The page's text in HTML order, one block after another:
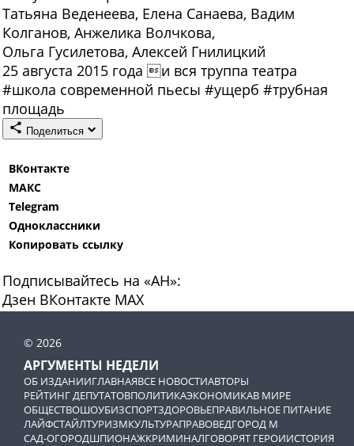
Татьяна Веденеева, Елена Санаева, Вадим
Колганов, Анжелика Волчкова,
Ольга Гусилетова, Алексей Гнилицкий
25 августа 2015 года и вся труппа театра
#школа современной пьесы #ущерб #трубная
площадь
Поделиться
ВКонтакте
МАКС
Telegram
Одноклассники
Копировать ссылку
Подписывайтесь на «АН»:
Дзен ВКонтакте МАХ
© 2026
АРГУМЕНТЫ НЕДЕЛИ
ОБ ИЗДАНИИГЛАВНАЯВСЕ НОВОСТИАВТОРЫ
РЕЙТИНГ ДЕПУТАТОВПОЛИТИКАЭКОНОМИКАВ МИРЕ
ОБЩЕСТВОШОУБИЗСПОРТЗДОРОВЬЕПРАВИЛЬНОЕ ПИТАНИЕ
ЛАЙФСТАЙЛТУРИЗМКУЛЬТУРАПРАВОВЕДГОРОД М
САД-ОГОРОДШПИОНАЖКРИМИНАЛГОВОРЯТ ГЕРОИИСТОРИЯ